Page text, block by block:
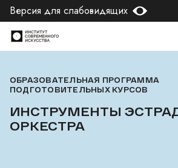
Версия для слабовидящих
ОБРАЗОВАТЕЛЬНАЯ ПРОГРАММА
ПОДГОТОВИТЕЛЬНЫХ КУРСОВ
ИНСТРУМЕНТЫ
ОРКЕСТРА